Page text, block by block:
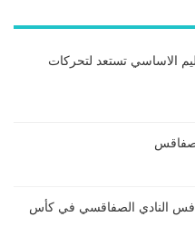
الاساسي تستعد لتحركات
النادي الصفاقسي في كأس